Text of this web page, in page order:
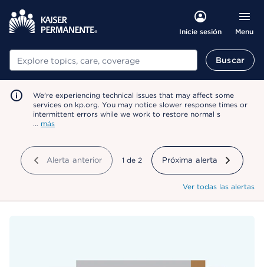
Inicie sesión Menu
Buscar Buscar
We're experiencing technical issues that may affect some
services on kp.org. You may notice slower response times or
intermittent errors while we work to restore normal s
… más
Alerta anterior mostrando
1 de 2 Próxima alerta
Ver todas las alertas